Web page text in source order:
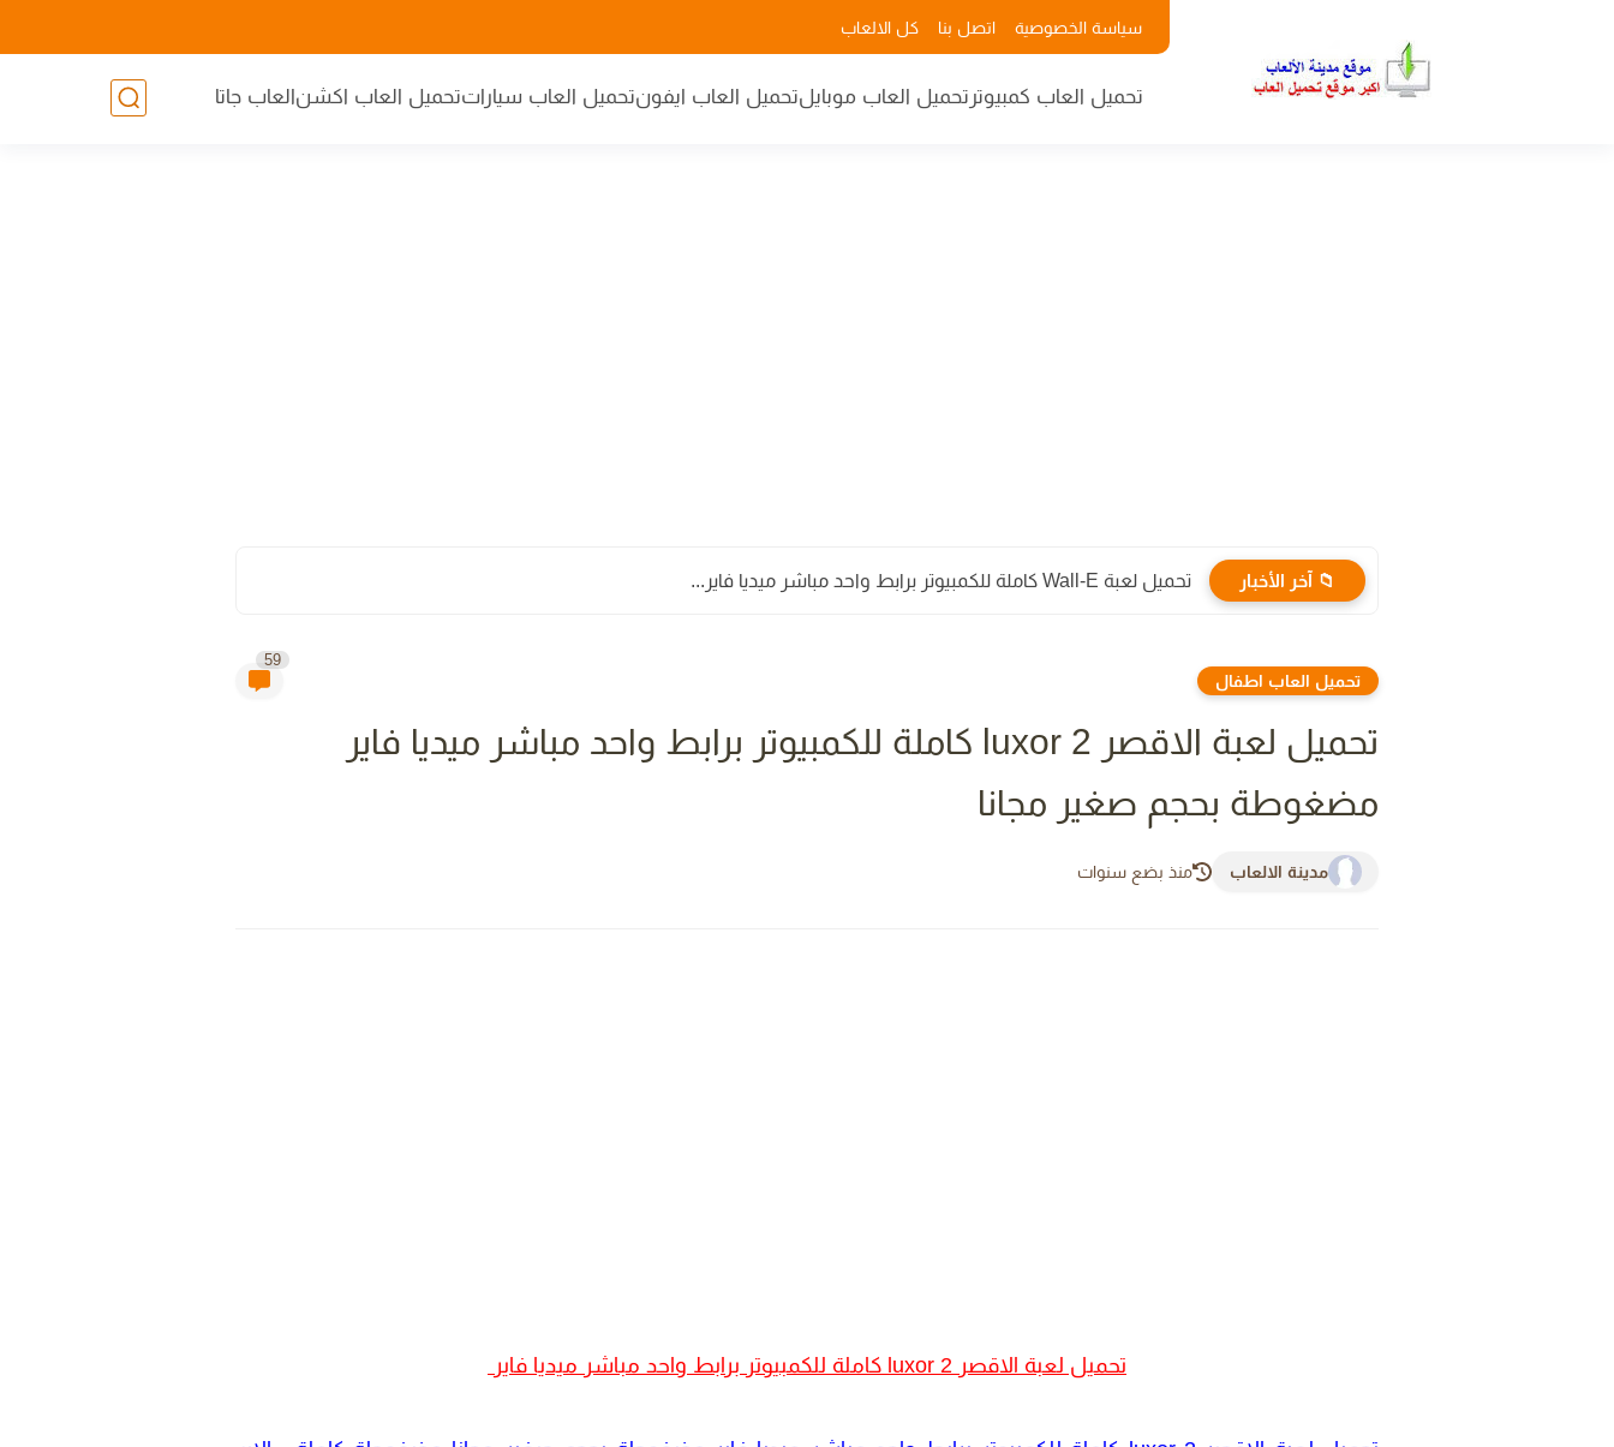
سياسة الخصوصية اتصل بنا كل الالعاب
تحميل العاب كمبيوتر تحميل العاب موبايلتحميل العاب ايفونتحميل العاب سياراتتحميل العاب اكشنالعاب جاتا
📁 آخر الأخبار تحميل لعبة Wall-E كاملة للكمبيوتر برابط واحد مباشر ميديا فاير...
تحميل العاب اطفال
59
تحميل لعبة الاقصر luxor 2 كاملة للكمبيوتر برابط واحد مباشر ميديا فاير
مضغوطة بحجم صغير مجانا
مدينة الالعاب منذ بضع سنوات
تحميل لعبة الاقصر luxor 2 كاملة للكمبيوتر برابط واحد مباشر ميديا فاير